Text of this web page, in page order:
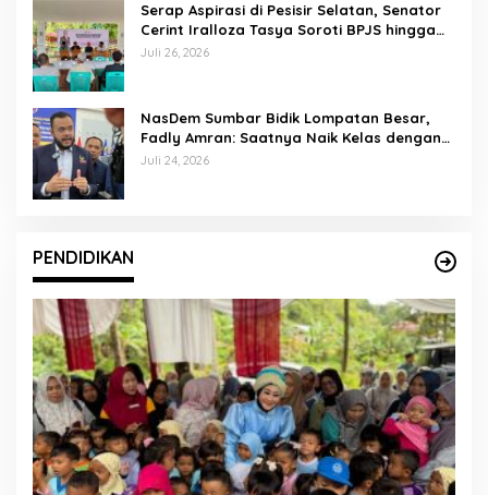
Serap Aspirasi di Pesisir Selatan, Senator
Cerint Iralloza Tasya Soroti BPJS hingga
Kurikulum Merdeka
Juli 26, 2026
NasDem Sumbar Bidik Lompatan Besar,
Fadly Amran: Saatnya Naik Kelas dengan
Kader Berkualitas
Juli 24, 2026
PENDIDIKAN